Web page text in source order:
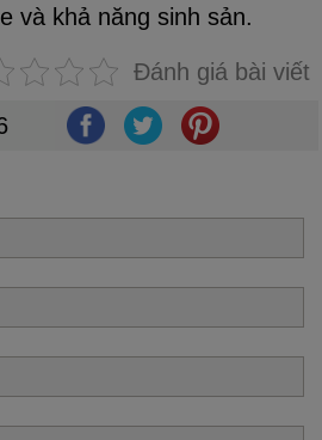
và khả năng sinh sản.
Đánh giá bài viết